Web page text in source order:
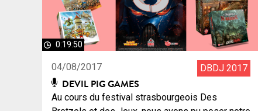
0:19:50
04/08/2017 DBDJ 2017
DEVIL PIG GAMES
Au cours du festival strasbourgeois Des